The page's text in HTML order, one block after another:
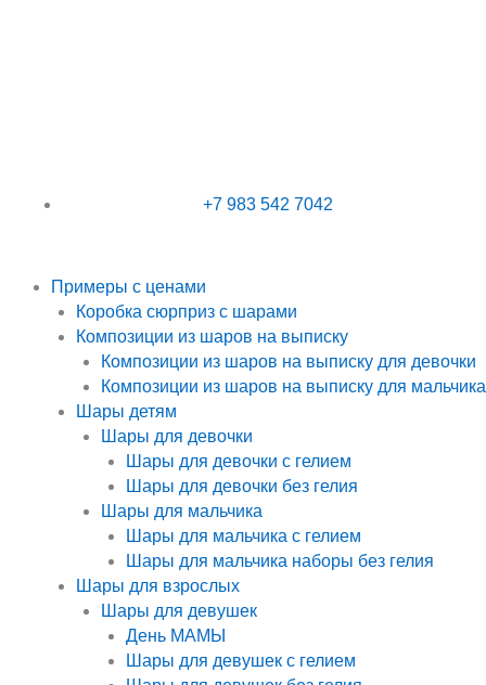
+7 983 542 7042
Примеры с ценами
Коробка сюрприз с шарами
Композиции из шаров на выписку
Композиции из шаров на выписку для девочки
Композиции из шаров на выписку для мальчика
Шары детям
Шары для девочки
Шары для девочки с гелием
Шары для девочки без гелия
Шары для мальчика
Шары для мальчика с гелием
Шары для мальчика наборы без гелия
Шары для взрослых
Шары для девушек
День МАМЫ
Шары для девушек с гелием